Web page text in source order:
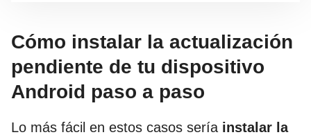
Cómo instalar la actualización
pendiente de tu dispositivo
Android paso a paso
Lo más fácil en estos casos sería instalar la